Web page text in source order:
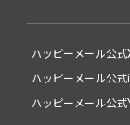
ハッピーメール公式
ハッピーメール公式
ハッピーメール公式